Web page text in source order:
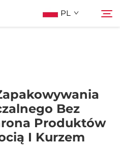
PL
Termościskanego
Bez
Produktów
I Kurzem